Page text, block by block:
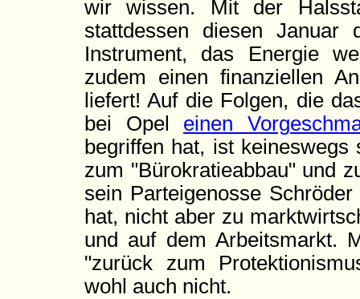
wir wissen. Mit der
stattdessen diesen Januar
Instrument, das Energie
zudem einen finanziellen
liefert! Auf die Folgen, die
bei Opel einen
begriffen hat, ist
zum "Bürokratieabbau" und
sein Parteigenosse
hat, nicht aber zu
und auf dem Arbeitsmarkt.
"zurück zum
wohl auch nicht.